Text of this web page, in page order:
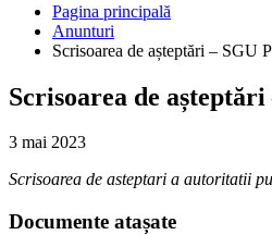
Pagina principală
Anunturi
Scrisoarea de așteptări – SGU
Scrisoarea de
3 mai 2023
Scrisoarea de asteptari a autoritatii
Documente atașate